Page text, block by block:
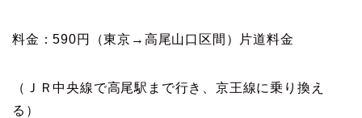
料金：590円（東京→高尾山口区間）片道料金
（ＪＲ中央線で高尾駅まで行き、京王線に乗り換え
る）